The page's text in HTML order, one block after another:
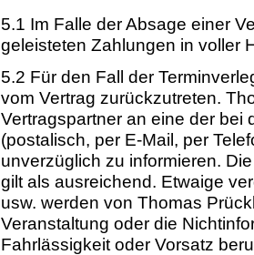
5.1 Im Falle der Absage einer
geleisteten Zahlungen in voller
5.2 Für den Fall der
vom Vertrag zurückzutreten.
Vertragspartner an eine der bei
(postalisch, per E-Mail, per
unverzüglich zu informieren.
gilt als ausreichend. Etwaige
usw. werden von Thomas
Veranstaltung oder die
Fahrlässigkeit oder Vorsatz